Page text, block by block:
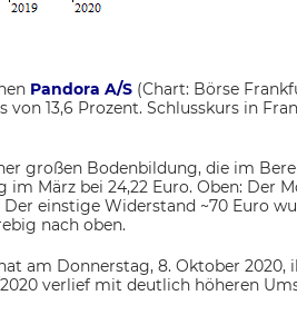
Pandora A/S (Chart: Börse
13,6 Prozent. Schlusskurs in
großen Bodenbildung, die im
März bei 24,22 Euro. Oben: Der
Der einstige Widerstand ~70 Euro
nach oben.
am Donnerstag, 8. Oktober 2020,
verlief mit deutlich höheren